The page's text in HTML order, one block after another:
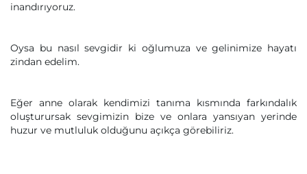
inandırıyoruz.
Oysa bu nasıl sevgidir ki oğlumuza ve gelinimize hayatı
zindan edelim.
Eğer anne olarak kendimizi tanıma kısmında farkındalık
oluşturursak sevgimizin bize ve onlara yansıyan yerinde
huzur ve mutluluk olduğunu açıkça görebiliriz.